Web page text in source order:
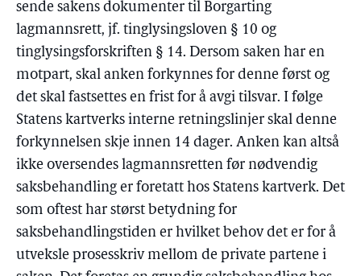
sende sakens dokumenter til Borgarting
lagmannsrett, jf. tinglysingsloven § 10 og
tinglysingsforskriften § 14. Dersom saken har en
motpart, skal anken forkynnes for denne først og
det skal fastsettes en frist for å avgi tilsvar. I følge
Statens kartverks interne retningslinjer skal denne
forkynnelsen skje innen 14 dager. Anken kan altså
ikke oversendes lagmannsretten før nødvendig
saksbehandling er foretatt hos Statens kartverk. Det
som oftest har størst betydning for
saksbehandlingstiden er hvilket behov det er for å
utveksle prosesskriv mellom de private partene i